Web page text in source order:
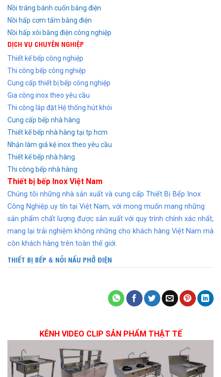
Nồi tráng bánh cuốn bằng điện
Nồi hấp cơm tấm bằng điện
Nồi hấp xôi bằng điện công nghiệp
DỊCH VỤ CHUYÊN NGHIỆP
Thiết kế bếp công nghiệp
Thi công bếp công nghiệp
Cung cấp thiết bị bếp công nghiệp
Gia công inox theo yêu cầu
Thi công lắp đặt Hệ thống hút khói
Cung cấp bếp nhà hàng
Thiết kế bếp nhà hàng tại tp hcm
Nhận làm giá kệ inox theo yêu cầu
Thiết kế bếp nhà hàng
Thi công bếp nhà hàng
Thiết bị bếp Inox Việt Nam
Chúng tôi những nhà sản xuất và cung cấp Thiết Bị Bếp Inox
Công Nghiệp uy tín tại Việt Nam, với mong muốn mang những
sản phẩm chất lượng được sản xuất với quy trình chính xác nhất,
mang lại trải nghiệm không những cho khách hàng Việt Nam mà
còn khách hàng trên toàn thế giới.
THIẾT BỊ BẾP & NỒI NẤU PHỞ ĐIỆN
KÊNH VIDEO CLIP SẢN PHẨM THẬT TẾ